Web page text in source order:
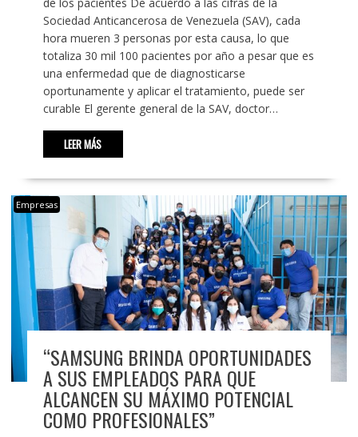
Sociedad Anticancerosa de Venezuela (SAV), cada
hora mueren 3 personas por esta causa, lo que
totaliza 30 mil 100 pacientes por año a pesar que es
una enfermedad que de diagnosticarse
oportunamente y aplicar el tratamiento, puede ser
curable El gerente general de la SAV, doctor…
LEER MÁS
Empresas
“SAMSUNG BRINDA OPORTUNIDADES
A SUS EMPLEADOS PARA QUE
ALCANCEN SU MÁXIMO POTENCIAL
COMO PROFESIONALES”